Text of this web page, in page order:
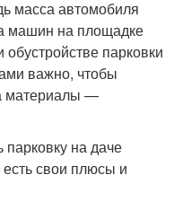
масса автомобиля
машин на площадке
парковки
важно, чтобы
материалы —
на даче
свои плюсы и